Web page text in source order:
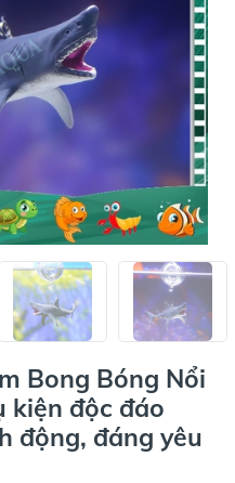
Bong Bóng Nổi
kiện độc đáo
động, đáng yêu